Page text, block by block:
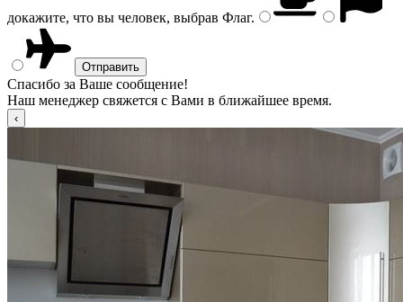
докажите, что вы человек, выбрав Флаг.
Спасибо за Ваше сообщение!
Наш менеджер свяжется с Вами в ближайшее время.